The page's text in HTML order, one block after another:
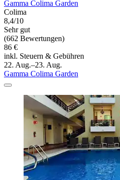
Gamma Colima Garden
Colima
8,4/10
Sehr gut
(662 Bewertungen)
86 €
inkl. Steuern & Gebühren
22. Aug.–23. Aug.
Gamma Colima Garden